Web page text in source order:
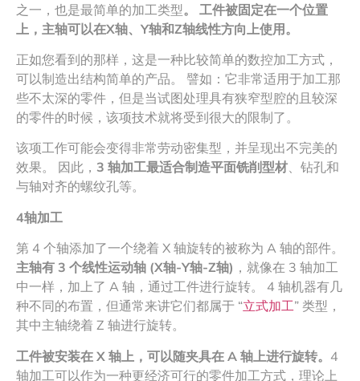
之一，也是最简单的加工类型。
工件被固定在一个位置
上，主轴可以在X轴、 Y轴和Z轴线性方向上使用。
正如您看到的那样，这是一种比较简单的数控加工方式，
可以制造出结构简单的产品。 譬如：它非常适用于加工那
些不太深的零件，但是当试图处理具有狭窄型腔的且较深
的零件的时候，该项技术就将受到很大的限制了。
该项工作可能会变得非常劳动密集型，并呈现出不完美的
效果。 因此， 3 轴加工最适合制造平面铣削型材、钻孔和
与轴对齐的螺纹孔等。
4轴加工
第 4 个轴添加了一个绕着 X 轴旋转的被称为 A 轴的部件。
主轴有 3 个线性运动轴 (X轴-Y轴-Z轴) ，就像在 3 轴加工
中一样，加上了 A 轴，通过工件进行旋转。 4 轴机器有几
种不同的布置，但通常来讲它们都属于 “立式加工” 类型，
其中主轴绕着 Z 轴进行旋转。
工件被安装在 X 轴上，可以随夹具在 A 轴上进行旋转。 4
轴加工可以作为一种更经济可行的零件加工方式，理论上